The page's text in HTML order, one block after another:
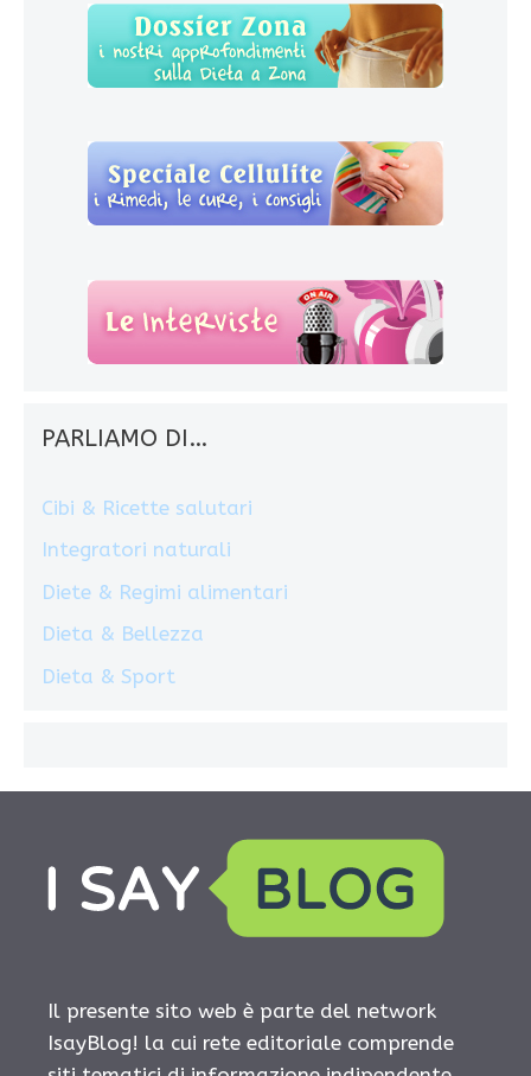
PARLIAMO DI…
Cibi & Ricette salutari
Integratori naturali
Diete & Regimi alimentari
Dieta & Bellezza
Dieta & Sport
Il presente sito web è parte del network
IsayBlog! la cui rete editoriale comprende